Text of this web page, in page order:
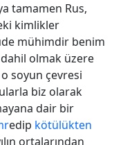
tamamen Rus,
kimlikler
mühimdir benim
dahil olmak üzere
o soyun çevresi
biz olarak
dair bir
edip kötülükten
ortalarından